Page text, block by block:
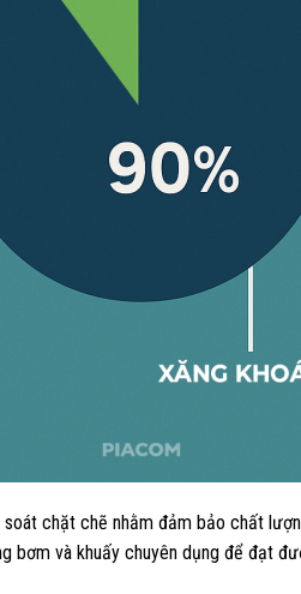
chặt chẽ nhằm đảm bảo chất
bơm và khuấy chuyên dụng để đạt